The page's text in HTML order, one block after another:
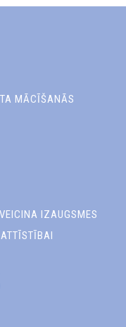
MĀCĪŠANĀS
IZAUGSMES